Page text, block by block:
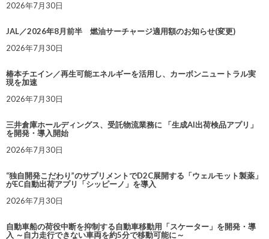
2026年7月30日
JAL／2026年8月前半 燃油サーチャージ適用額のお知らせ(変更)
2026年7月30日
椿本チエイン／再生可能エネルギーを活用し、カーボンニュートラル実
現を加速
2026年7月30日
三井倉庫ホールディングス、受託物流業務に 「生成AI出荷検品アプリ」
を開発・導入開始
2026年7月30日
“独自開発こだわり”のサプリメントでD2C展開する「ウェルモット製薬」
がEC自動出荷アプリ「シッピーノ」を導入
2026年7月30日
自動車船の荷役中断を抑制する自動車移動用「スケーター」を開発・導
入 ～自力走行できない車両を約5分で移動可能に～